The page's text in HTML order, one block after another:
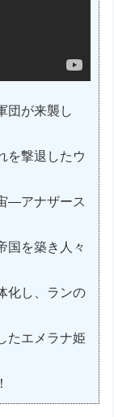
団が来襲し
を撃退したウ
―アナザース
国を築き人々
化し、ランの
たエメラナ姫